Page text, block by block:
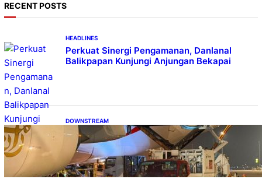
RECENT POSTS
HEADLINES
Perkuat Sinergi Pengamanan, Danlanal
Balikpapan Kunjungi Anjungan Bekapai
DOWNSTREAM
Emirates A380, Bukti Kesiapan Pertamina
Layani Pesawat Berbadan Besar